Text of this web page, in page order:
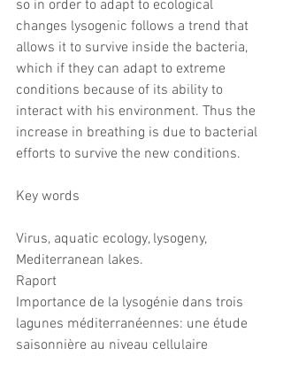
so in order to adapt to ecological
changes lysogenic follows a trend that
allows it to survive inside the bacteria,
which if they can adapt to extreme
conditions because of its ability to
interact with his environment. Thus the
increase in breathing is due to bacterial
efforts to survive the new conditions.
Key words
Virus, aquatic ecology, lysogeny,
Mediterranean lakes.
Raport
Importance de la lysogénie dans trois
lagunes méditerranéennes: une étude
saisonnière au niveau cellulaire